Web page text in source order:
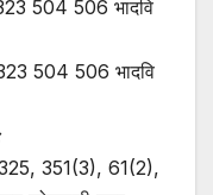
504 506 भादवि
504 506 भादवि
351(3), 61(2),